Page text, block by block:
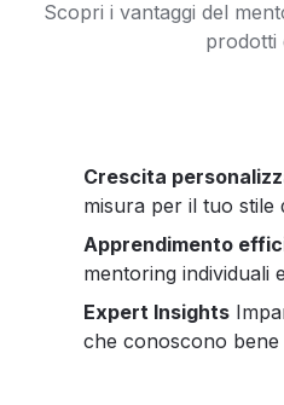
Scopri i vantaggi del
prodotti
Crescita
misura per il tuo stile
Apprendimento
mentoring individuali
Expert Insights
che conoscono bene